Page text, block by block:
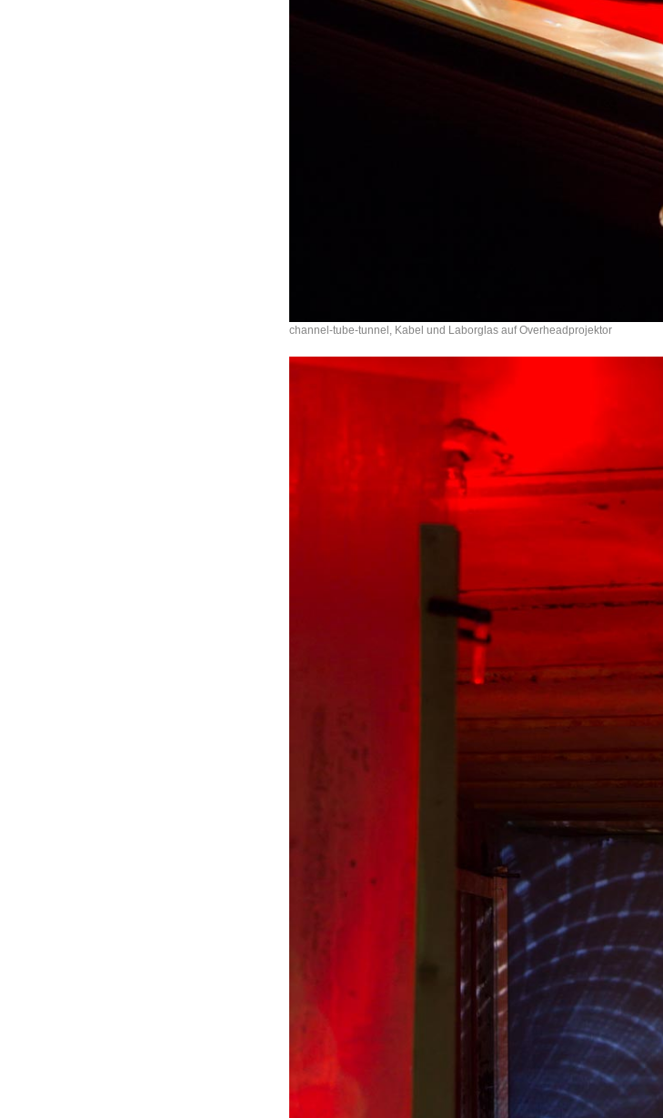
channel-tube-tunnel, Kabel und Laborglas auf Overheadprojektor